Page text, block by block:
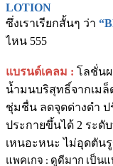
LOTION
ซึ่งเราเรียกสั้นๆ ว่า
ไหน 555
แบรนด์เคลม : โลชั่น
น้ำมนบริสุทธิ์จากเมล็
ชุ่มชื่น ลดจุดด่างดำ ป
ประกายขึ้นได้ 2 ระดั
เหนอะหนะ ไม่อุดตั
แพคเกจ : ดูดีมาก เป็